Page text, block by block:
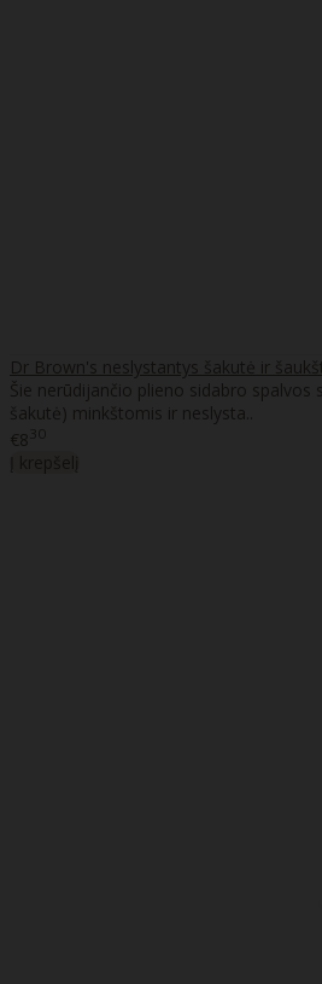
Dr Brown's neslystantys šakutė ir
Šie nerūdijančio plieno sidabro spalvos
šakutė) minkštomis ir neslysta..
€8 30